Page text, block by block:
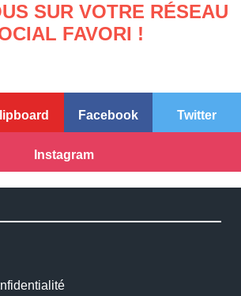
SUR VOTRE RÉSEAU
FAVORI !
Facebook Twitter
Instagram